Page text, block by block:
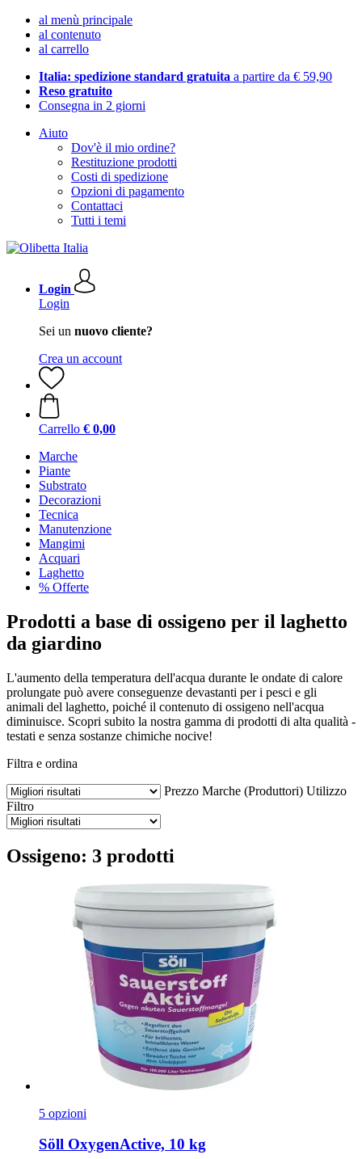
al menù principale
al contenuto
al carrello
Italia: spedizione standard gratuita a partire da € 59,90
Reso gratuito
Consegna in 2 giorni
Aiuto
Dov'è il mio ordine?
Restituzione prodotti
Costi di spedizione
Opzioni di pagamento
Contattaci
Tutti i temi
Login
Login
Sei un nuovo cliente?
Crea un account
Carrello € 0,00
Marche
Piante
Substrato
Decorazioni
Tecnica
Manutenzione
Mangimi
Acquari
Laghetto
% Offerte
Prodotti a base di ossigeno per il laghetto
da giardino
L'aumento della temperatura dell'acqua durante le ondate di calore
prolungate può avere conseguenze devastanti per i pesci e gli
animali del laghetto, poiché il contenuto di ossigeno nell'acqua
diminuisce. Scopri subito la nostra gamma di prodotti di alta qualità -
testati e senza sostanze chimiche nocive!
Filtra e ordina
Prezzo Marche (Produttori) Utilizzo
Filtro
Ossigeno: 3 prodotti
5 opzioni
Söll OxygenActive, 10 kg